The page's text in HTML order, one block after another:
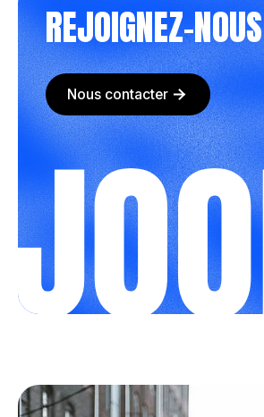
REJOIGNEZ-NOUS
Nous contacter